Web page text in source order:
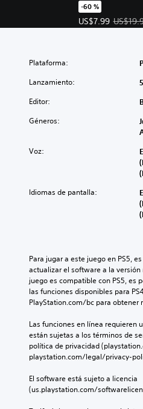
-60 %
US$7.99
Precio de la
Plataforma:
Lanzamiento:
Editor:
Géneros:
Voz:
Idiomas de pantalla:
Para jugar a este juego en PS5,
actualizar el software a la
juego es compatible con PS5, es
las funciones disponibles para
PlayStation.com/bc para obtener
Las funciones en línea requieren
están sujetas a los términos de
política de privacidad
playstation.com/legal/privacy-
El software está sujeto a licencia
(us.playstation.com/